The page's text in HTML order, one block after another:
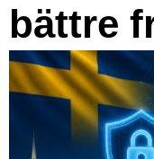
bättre